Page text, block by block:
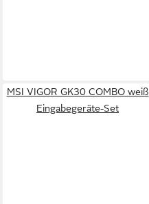
MSI VIGOR GK30 COMBO weiß
Eingabegeräte-Set